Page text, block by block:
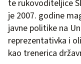
te rukovoditeljice
je 2007. godine
javne politike na
reprezentativka i
kao trenerica